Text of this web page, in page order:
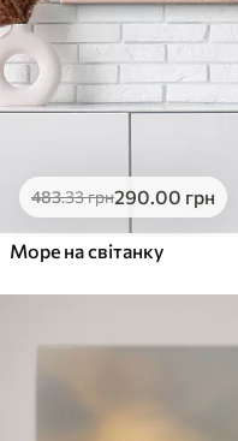
483.33грн290.00 грн
Море на світанку